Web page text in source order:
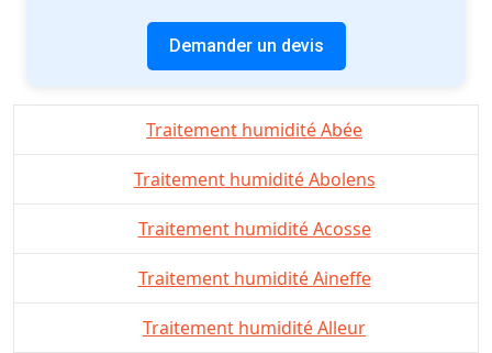
Demander un devis
Traitement humidité Abée
Traitement humidité Abolens
Traitement humidité Acosse
Traitement humidité Aineffe
Traitement humidité Alleur